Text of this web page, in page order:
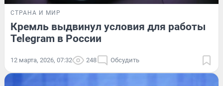
СТРАНА И МИР
Кремль выдвинул условия для работы
Telegram в России
12 марта, 2026, 07:32 248 Обсудить